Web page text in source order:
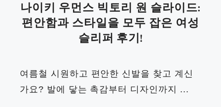
나이키 우먼스 빅토리 원 슬라이드:
편안함과 스타일을 모두 잡은 여성
슬리퍼 후기!
여름철 시원하고 편안한 신발을 찾고 계신
가요? 발에 닿는 촉감부터 디자인까지 ...